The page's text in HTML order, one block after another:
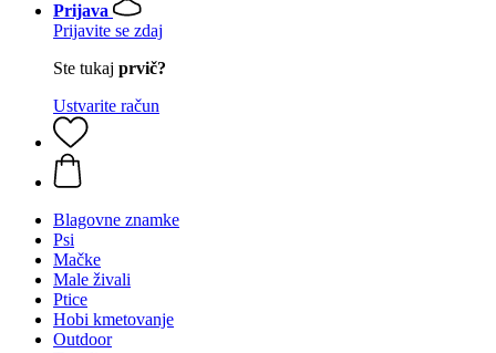
Prijava
Prijavite se zdaj
Ste tukaj prvič?
Ustvarite račun
Blagovne znamke
Psi
Mačke
Male živali
Ptice
Hobi kmetovanje
Outdoor